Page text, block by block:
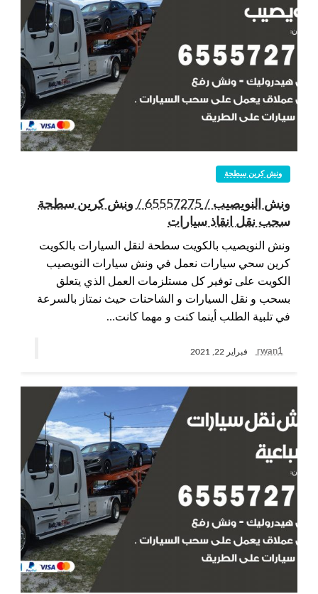
ونش كرين سطحة
ونش النويصيب / 65557275 / ونش كرين سطحة
سحب نقل انقاذ سيارات
ونش النويصيب بالكويت سطحة لنقل السيارات بالكويت
كرين سحي سيارات نعمل في ونش سيارات النويصيب
الكويت على توفير كل مستلزمات العمل الذي يتعلق
بسحب و نقل السيارات و الشاحنات حيث نمتاز بالسرعة
في تلبية الطلب أينما كنت و مهما كانت…
rwan1 فبراير 22, 2021